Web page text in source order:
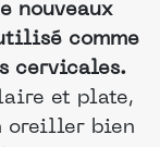
nouveaux
comme
cervicales.
et plate,
oreiller bien